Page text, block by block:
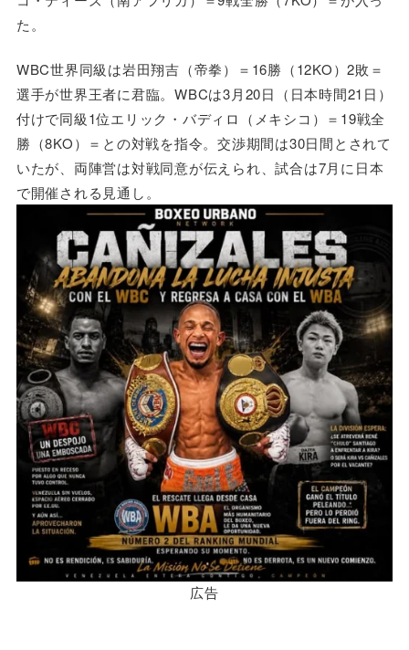
た。
WBC世界同級は岩田翔吉（帝拳）＝16勝（12KO）2敗＝
選手が世界王者に君臨。WBCは3月20日（日本時間21日）
付けで同級1位エリック・バディロ（メキシコ）＝19戦全
勝（8KO）＝との対戦を指令。交渉期間は30日間とされて
いたが、両陣営は対戦同意が伝えられ、試合は7月に日本
で開催される見通し。
広告